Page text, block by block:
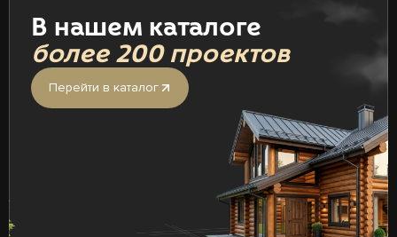
В нашем каталоге
более 200 проектов
Перейти в каталог